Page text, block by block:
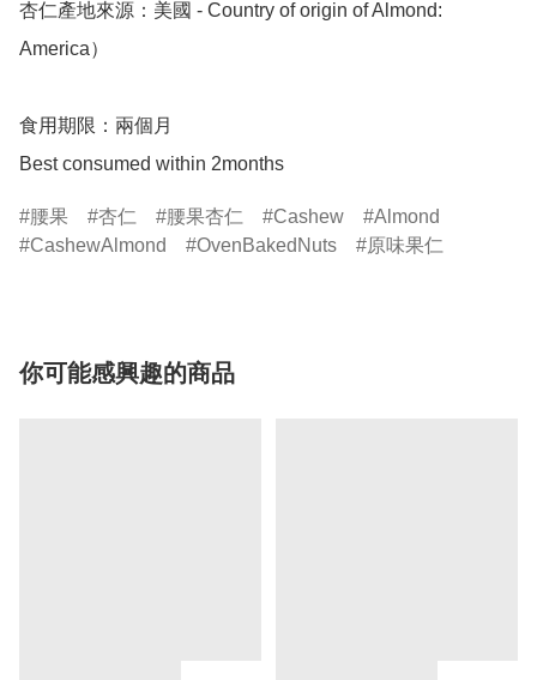
杏仁產地來源：美國 - Country of origin of Almond:
America）
食用期限：兩個月
Best consumed within 2months
腰果 杏仁 腰果杏仁 Cashew
Almond
CashewAlmond
OvenBakedNuts 原味果仁
你可能感興趣的商品